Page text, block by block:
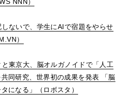
ないで、学生にAIで宿題をやらせ
）
と東京大、脳オルガノイドで「人工
同研究、世界初の成果を発表 「脳
になる」（ロボスタ）